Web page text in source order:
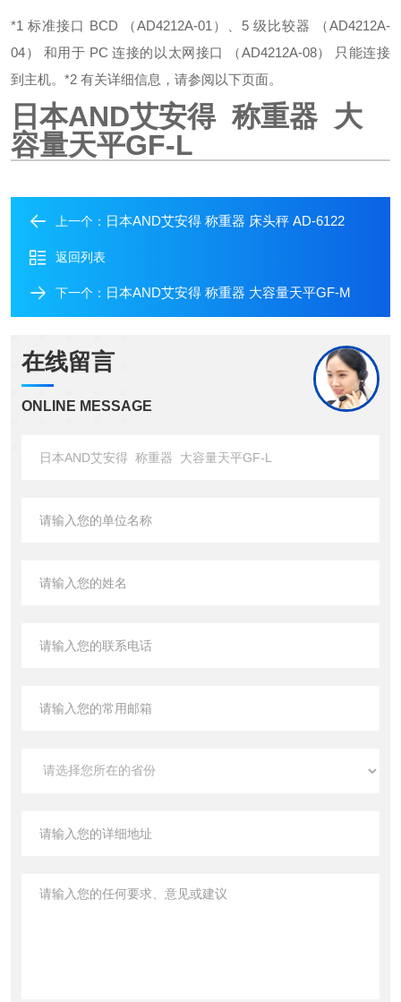
*1 标准接口 BCD （AD4212A-01）、5 级比较器 （AD4212A-
04） 和用于 PC 连接的以太网接口 （AD4212A-08） 只能连接
到主机。 *2 有关详细信息，请参阅以下页面。
日本AND艾安得 称重器 大
容量天平GF-L
上一个： 日本AND艾安得 称重器 床头秤 AD-6122
返回列表
下一个： 日本AND艾安得 称重器 大容量天平GF-M
在线留言
ONLINE MESSAGE